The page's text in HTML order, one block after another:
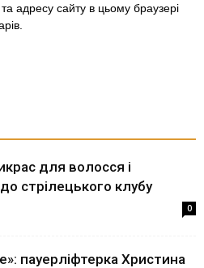
адресу сайту в цьому браузері
для волосся і
стрілецького клубу
0
пауерліфтерка Христина